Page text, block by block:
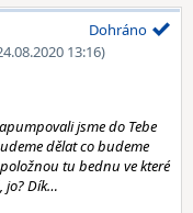
13:16)
Dohráno
jsme do Tebe
dělat co budeme
tu bednu ve které
jo? Dík…